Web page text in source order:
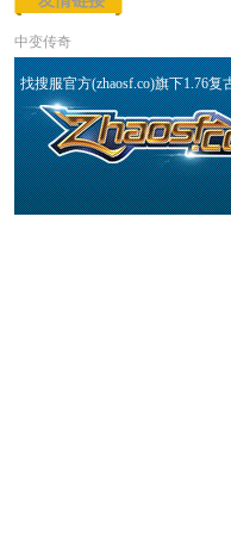
中变传奇
找搜服官方(zhaosf.co)旗下1.76